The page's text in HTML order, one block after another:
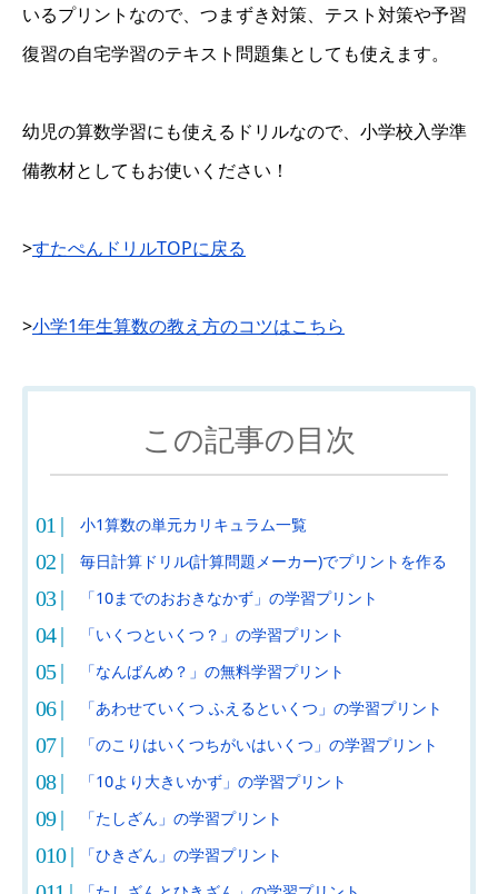
いるプリントなので、つまずき対策、テスト対策や予習
復習の自宅学習のテキスト問題集としても使えます。
幼児の算数学習にも使えるドリルなので、小学校入学準
備教材としてもお使いください！
>すたぺんドリルTOPに戻る
>小学1年生算数の教え方のコツはこちら
この記事の目次
小1算数の単元カリキュラム一覧
毎日計算ドリル(計算問題メーカー)でプリントを作る
「10までのおおきなかず」の学習プリント
「いくつといくつ？」の学習プリント
「なんばんめ？」の無料学習プリント
「あわせていくつ ふえるといくつ」の学習プリント
「のこりはいくつちがいはいくつ」の学習プリント
「10より大きいかず」の学習プリント
「たしざん」の学習プリント
「ひきざん」の学習プリント